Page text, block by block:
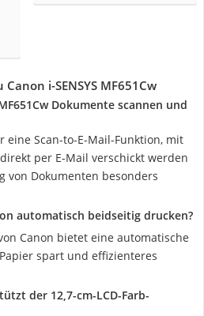
i-SENSYS MF651Cw
Dokumente scannen und
eine Scan-to-E-Mail-Funktion, mit
per E-Mail verschickt werden
von Dokumenten besonders
automatisch beidseitig drucken?
von Canon bietet eine automatische
spart und effizienteres
der 12,7-cm-LCD-Farb-